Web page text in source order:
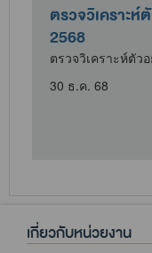
ตั้งจุดให้บริกา
ปีใหม่ 2569
ตั้งจุดให้บริการป
เกี่ยวกับหน่วยงาน